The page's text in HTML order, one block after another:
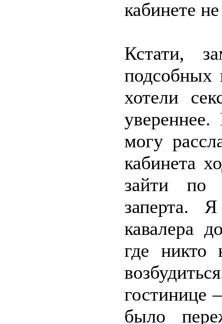
кабинете
Кстати,
подсобных
хотели
могу
кабинета
зайти по
заперта.
кавалера
где
гостинице
было